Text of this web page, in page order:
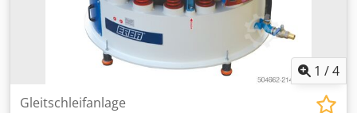
1 /4
Gleitschleifanlage